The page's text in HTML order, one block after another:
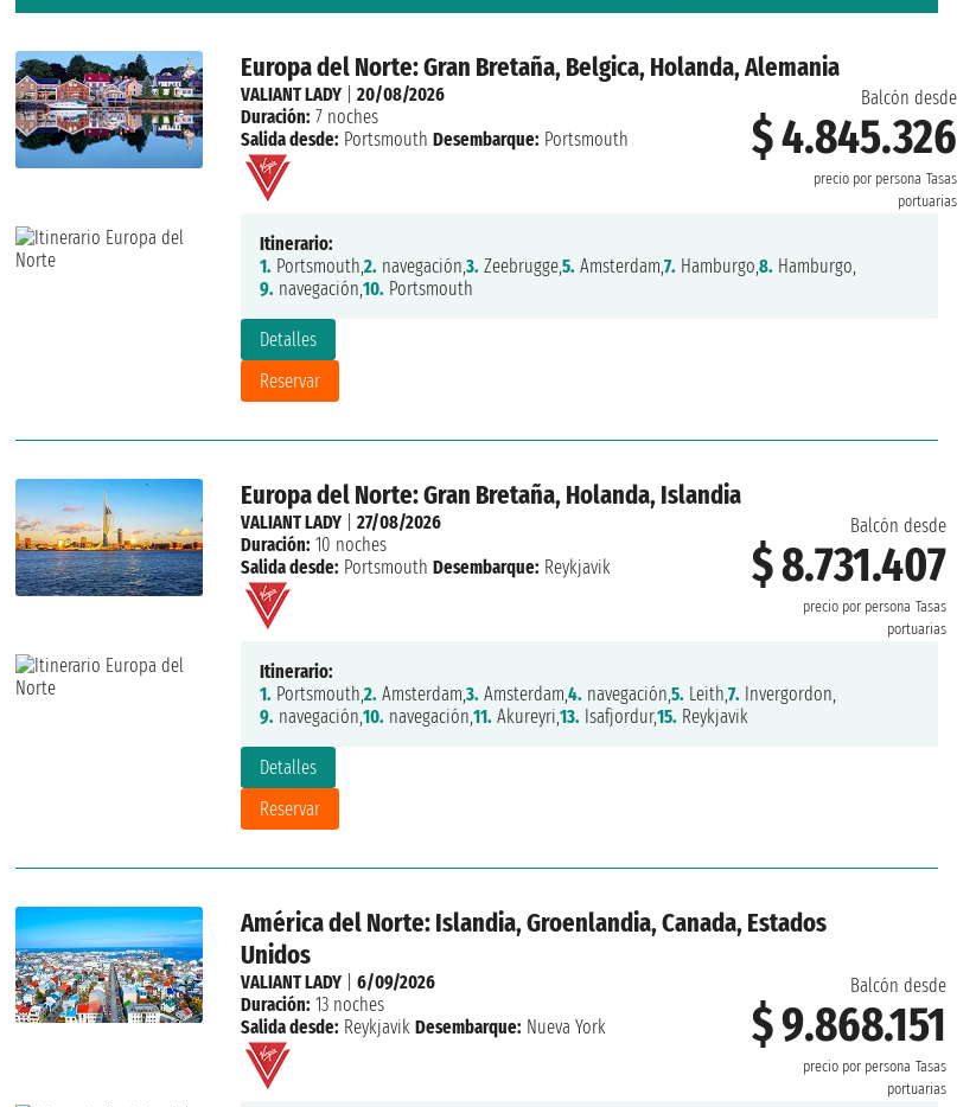
Europa del Norte: Gran Bretaña, Belgica, Holanda, Alemania
Balcón desde
$ 4.845.326
precio por persona Tasas
portuarias
Detalles
Reservar
VALIANT LADY| 20/08/2026
Duración: 7 noches
Salida desde: Portsmouth Desembarque: Portsmouth
Itinerario:
1. Portsmouth,2. navegación,3. Zeebrugge,5. Amsterdam,7. Hamburgo,8. Hamburgo,
9. navegación,10. Portsmouth
Europa del Norte: Gran Bretaña, Holanda, Islandia
Balcón desde
$ 8.731.407
precio por persona Tasas
portuarias
Detalles
Reservar
VALIANT LADY| 27/08/2026
Duración: 10 noches
Salida desde: Portsmouth Desembarque: Reykjavik
Itinerario:
1. Portsmouth,2. Amsterdam,3. Amsterdam,4. navegación,5. Leith,7. Invergordon,
9. navegación,10. navegación,11. Akureyri,13. Isafjordur,15. Reykjavik
América del Norte: Islandia, Groenlandia, Canada, Estados
Unidos
Balcón desde
$ 9.868.151
precio por persona Tasas
portuarias
VALIANT LADY| 6/09/2026
Duración: 13 noches
Salida desde: Reykjavik Desembarque: Nueva York